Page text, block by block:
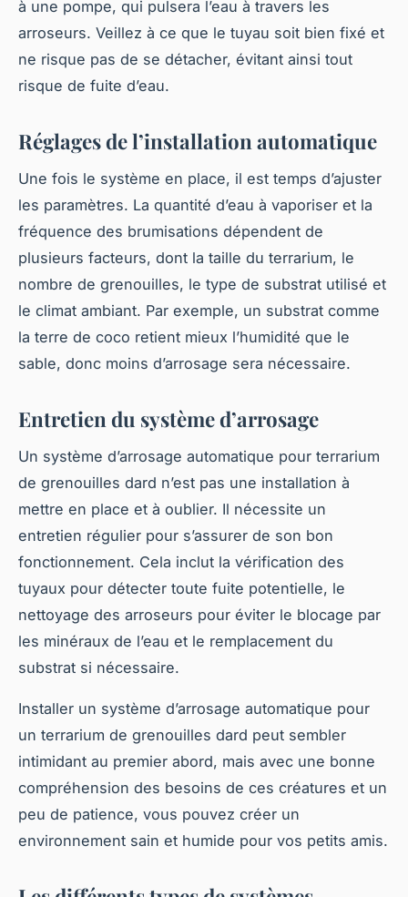
à une pompe, qui pulsera l’eau à travers les
arroseurs. Veillez à ce que le tuyau soit bien fixé et
ne risque pas de se détacher, évitant ainsi tout
risque de fuite d’eau.
Réglages de l’installation automatique
Une fois le système en place, il est temps d’ajuster
les paramètres. La quantité d’eau à vaporiser et la
fréquence des brumisations dépendent de
plusieurs facteurs, dont la taille du terrarium, le
nombre de grenouilles, le type de substrat utilisé et
le climat ambiant. Par exemple, un substrat comme
la terre de coco retient mieux l’humidité que le
sable, donc moins d’arrosage sera nécessaire.
Entretien du système d’arrosage
Un système d’arrosage automatique pour terrarium
de grenouilles dard n’est pas une installation à
mettre en place et à oublier. Il nécessite un
entretien régulier pour s’assurer de son bon
fonctionnement. Cela inclut la vérification des
tuyaux pour détecter toute fuite potentielle, le
nettoyage des arroseurs pour éviter le blocage par
les minéraux de l’eau et le remplacement du
substrat si nécessaire.
Installer un système d’arrosage automatique pour
un terrarium de grenouilles dard peut sembler
intimidant au premier abord, mais avec une bonne
compréhension des besoins de ces créatures et un
peu de patience, vous pouvez créer un
environnement sain et humide pour vos petits amis.